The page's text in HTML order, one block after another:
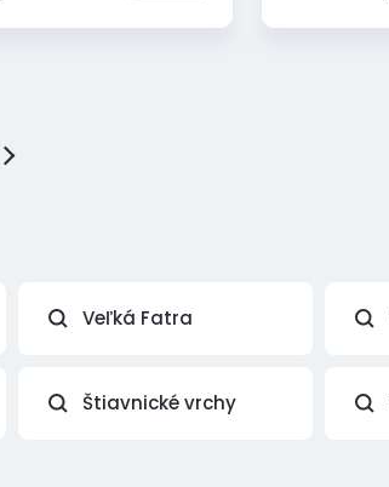
Veľká Fatra
Štiavnické vrchy